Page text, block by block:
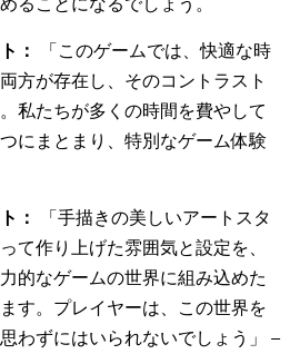
：
「このゲームでは、快適な時
方が存在し、そのコントラスト
私たちが多くの時間を費やして
にまとまり、特別なゲーム体験
：
「手描きの美しいアートスタ
て作り上げた雰囲気と設定を、
的なゲームの世界に組み込めた
す。プレイヤーは、この世界を
わずにはいられないでしょう」 –